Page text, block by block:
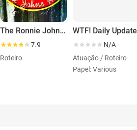
The Ronnie Johns Half Hour
7.9
Roteiro
WTF! Daily Update
N/A
Atuação / Roteiro
Papel: Various